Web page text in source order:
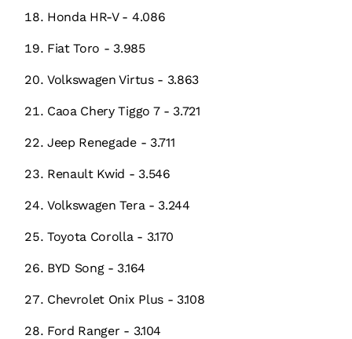
Honda HR-V - 4.086
Fiat Toro - 3.985
Volkswagen Virtus - 3.863
Caoa Chery Tiggo 7 - 3.721
Jeep Renegade - 3.711
Renault Kwid - 3.546
Volkswagen Tera - 3.244
Toyota Corolla - 3.170
BYD Song - 3.164
Chevrolet Onix Plus - 3.108
Ford Ranger - 3.104